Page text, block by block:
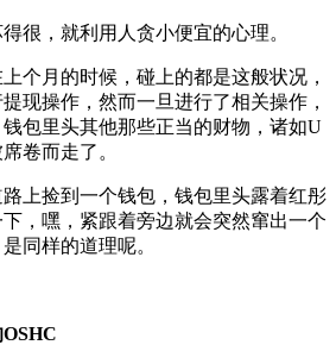
很，就利用人贪小便宜的心理。
个月的时候，碰上的都是这般状况，
现操作，然而一旦进行了相关操作，
包里头其他那些正当的财物，诸如U
卷而走了。
上捡到一个钱包，钱包里头露着红彤
，嘿，紧跟着旁边就会突然窜出一个
同样的道理呢。